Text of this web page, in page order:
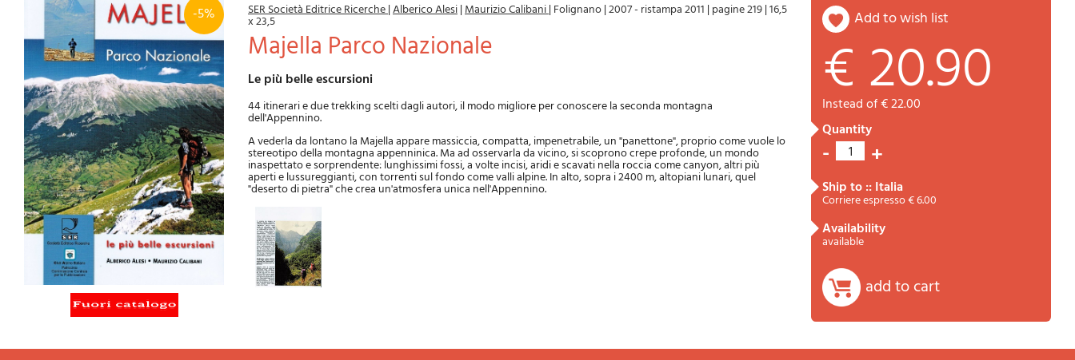
Cart
-5% SER Società Editrice Ricerche|Alberico Alesi|Maurizio Calibani| Folignano|2007 - ristampa 2011 | pagine 219|16,5
x 23,5
Majella Parco Nazionale
Le più belle escursioni
44 itinerari e due trekking scelti dagli autori, il modo migliore per conoscere la seconda montagna
dell'Appennino.
A vederla da lontano la Majella appare massiccia, compatta, impenetrabile, un "panettone", proprio come vuole lo
stereotipo della montagna appenninica. Ma ad osservarla da vicino, si scoprono crepe profonde, un mondo
inaspettato e sorprendente: lunghissimi fossi, a volte incisi, aridi e scavati nella roccia come canyon, altri più
aperti e lussureggianti, con torrenti sul fondo come valli alpine. In alto, sopra i 2400 m, altopiani lunari, quel
"deserto di pietra" che crea un'atmosfera unica nell'Appennino.
add to wish list
€ 20.90
instead of € 22.00
quantity
- 1 +
ship to :: Italia
Corriere espresso € 6.00
availability
available
add to cart